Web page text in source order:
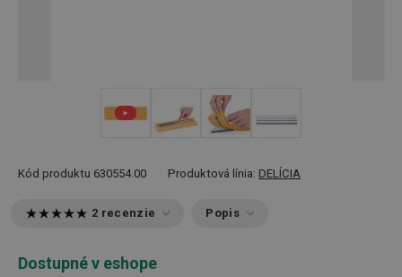
Kód produktu 630554.00 Produktová línia: DELÍCIA
2 recenzie Popis
Dostupné v eshope